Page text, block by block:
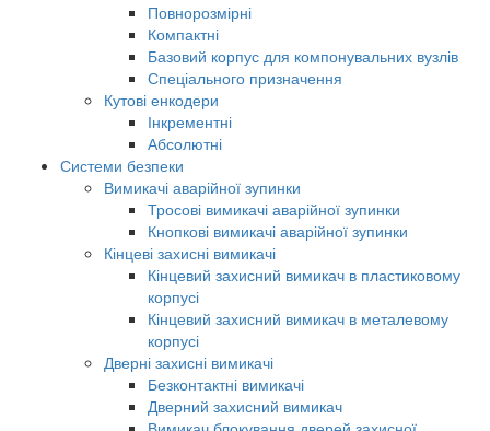
Повнорозмірні
Компактні
Базовий корпус для компонувальних вузлів
Спеціального призначення
Кутові енкодери
Інкрементні
Абсолютні
Системи безпеки
Вимикачі аварійної зупинки
Тросові вимикачі аварійної зупинки
Кнопкові вимикачі аварійної зупинки
Кінцеві захисні вимикачі
Кінцевий захисний вимикач в пластиковому
корпусі
Кінцевий захисний вимикач в металевому
корпусі
Дверні захисні вимикачі
Безконтактні вимикачі
Дверний захисний вимикач